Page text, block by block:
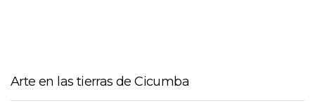
Arte en las tierras de Cicumba